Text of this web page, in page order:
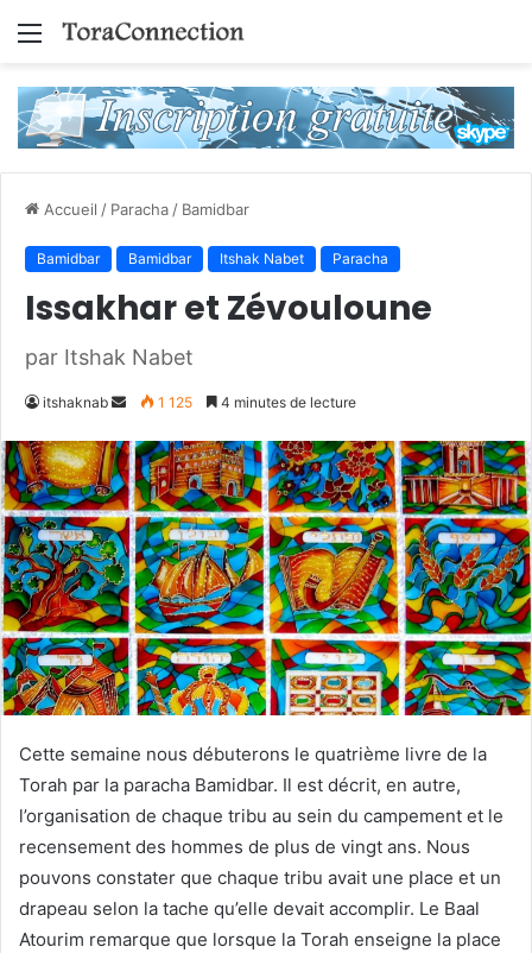
Menu
Accueil / Paracha / Bamidbar
Bamidbar Bamidbar Itshak Nabet Paracha
Issakhar et Zévouloune
par Itshak Nabet
itshaknab
Envoyer
courriel
1 125 4 minutes de lecture
Cette semaine nous débuterons le quatrième livre de la
Torah par la paracha Bamidbar. Il est décrit, en autre,
l’organisation de chaque tribu au sein du campement et le
recensement des hommes de plus de vingt ans. Nous
pouvons constater que chaque tribu avait une place et un
drapeau selon la tache qu’elle devait accomplir. Le Baal
Atourim remarque que lorsque la Torah enseigne la place